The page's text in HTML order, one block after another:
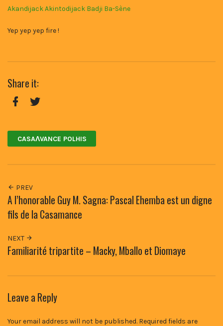
Akandijack Akintodijack Badji Ba-Sène
Yep yep yep fire !
Share it:
CASAɅVANCE POLHIS
PREV
A l’honorable Guy M. Sagna: Pascal Ehemba est un digne
fils de la Casamance
NEXT
Familiarité tripartite – Macky, Mballo et Diomaye
Leave a Reply
Your email address will not be published. Required fields are